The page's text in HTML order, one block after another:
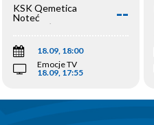
KSK Qemetica
Noteć
Inowrocław
--
18.09, 18:00
Emocje TV
18.09, 17:55